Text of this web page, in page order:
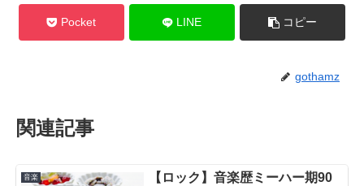
Pocket LINE コピー
gothamz
関連記事
音楽
【ロック】音楽歴ミーハー期90